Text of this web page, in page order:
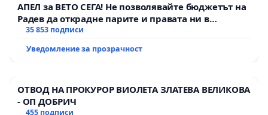
АПЕЛ за ВЕТО СЕГА! Не позволявайте бюджетът на
Радев да открадне парите и правата ни в
тъмното
35 853 подписи
Уведомление за прозрачност
ОТВОД НА ПРОКУРОР ВИОЛЕТА ЗЛАТЕВА ВЕЛИКОВА
- ОП ДОБРИЧ
455 подписи